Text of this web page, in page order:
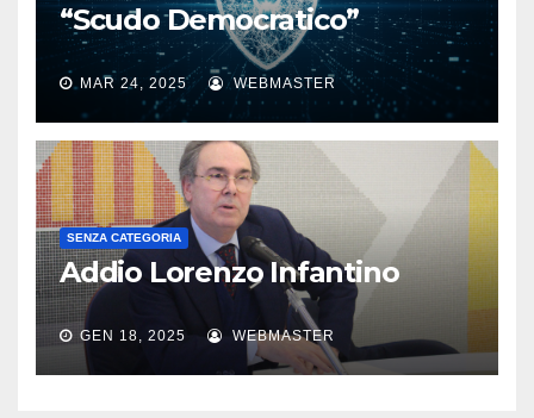
“Scudo Democratico”
MAR 24, 2025 WEBMASTER
SENZA CATEGORIA
Addio Lorenzo Infantino
GEN 18, 2025 WEBMASTER